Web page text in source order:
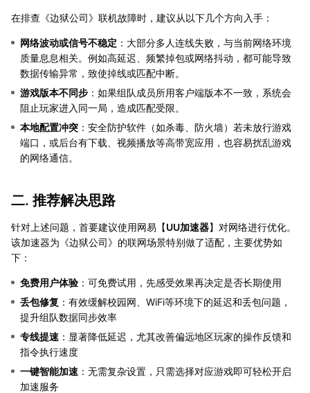
在排查《边狱公司》联机故障时，建议从以下几个方向入手：
网络波动或信号不稳定 ：大部分多人连线失败，与当前网络环境
质量息息相关。例如高延迟、频繁掉包或网络抖动，都可能导致
数据传输异常，致使掉线或匹配中断。
游戏版本不同步 ：如果组队成员所用客户端版本不一致，系统会
阻止玩家进入同一局，造成匹配受限。
本地配置冲突 ：安全防护软件（如杀毒、防火墙）若未放行游戏
端口，或后台有下载、视频播放等高带宽应用，也容易扰乱游戏
的网络通信。
二. 推荐解决思路
针对上述问题，首要建议使用网易【UU加速器】对网络进行优化。
该加速器为《边狱公司》的联网场景特别做了适配，主要优势如
下：
免费用户体验 ：可免费试用，先感受效果再决定是否长期使用
丢包修复 ：有效缓解校园网、WiFi等环境下的延迟和丢包问题，
提升组队数据同步效率
专线提速 ：显著降低延迟，尤其改善偏远地区玩家的操作反馈和
指令执行速度
一键智能加速 ：无需复杂设置，只需选择对应游戏即可轻松开启
加速服务